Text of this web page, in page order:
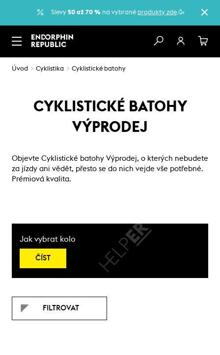
Slevy 50 až 70 % na vybrané produkty zde.🥳
Úvod Cyklistika Cyklistické batohy
CYKLISTICKÉ BATOHY
VÝPRODEJ
Objevte Cyklistické batohy Výprodej, o kterých nebudete
za jízdy ani vědět, přesto se do nich vejde vše potřebné.
Prémiová kvalita.
Jak vybrat kolo
ČÍST
FILTROVAT